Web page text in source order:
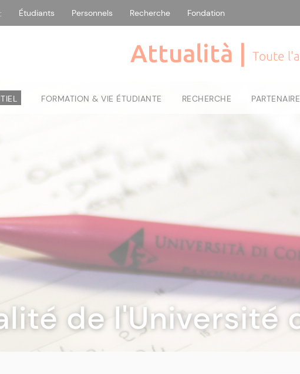
Étudiants Personnels Recherche Fondation
Attualità | Toute
FORMATION & VIE ÉTUDIANTE RECHERCHE
de l'Université